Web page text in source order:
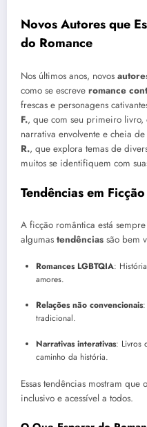
Novos Autores que
do Romance
Nos últimos anos, novos
como se escreve romance
frescas e personagens
F., que com seu primeiro livro,
narrativa envolvente e cheia
R., que explora temas de
muitos se identifiquem com
Tendências em
A ficção romântica está
algumas tendências são bem
Romances LGBTQIA:
amores.
Relações não convencionais:
tradicional.
Narrativas interativas: Livros
caminho da história.
Essas tendências mostram que o
inclusivo e acessível a todos.